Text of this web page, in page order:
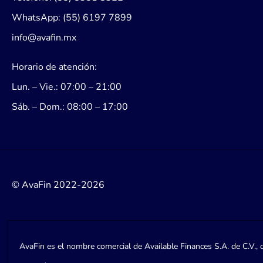
WhatsApp: (55) 6197 7899
info@avafin.mx
Horario de atención:
Lun. – Vie.: 07:00 – 21:00
Sáb. – Dom.: 08:00 – 17:00
© AvaFin 2022-2026
AvaFin es el nombre comercial de Available Finances S.A. de